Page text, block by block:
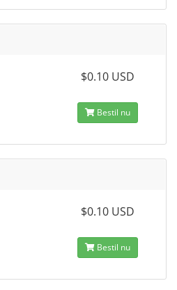
$0.10 USD
Bestil nu
$0.10 USD
Bestil nu